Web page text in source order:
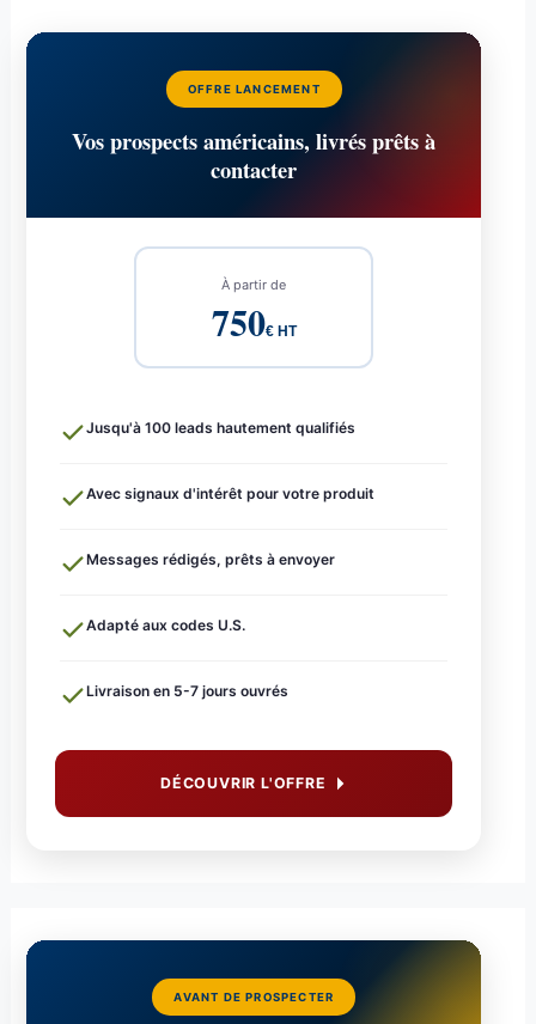
OFFRE LANCEMENT
Vos prospects américains, livrés prêts à
contacter
À partir de
750€ HT
Jusqu'à 100 leads hautement qualifiés
Avec signaux d'intérêt pour votre produit
Messages rédigés, prêts à envoyer
Adapté aux codes U.S.
Livraison en 5-7 jours ouvrés
DÉCOUVRIR L'OFFRE
AVANT DE PROSPECTER